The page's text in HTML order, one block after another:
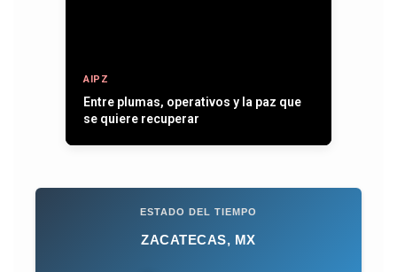
AIPZ
Entre plumas, operativos y la paz que
se quiere recuperar
ESTADO DEL TIEMPO
ZACATECAS, MX